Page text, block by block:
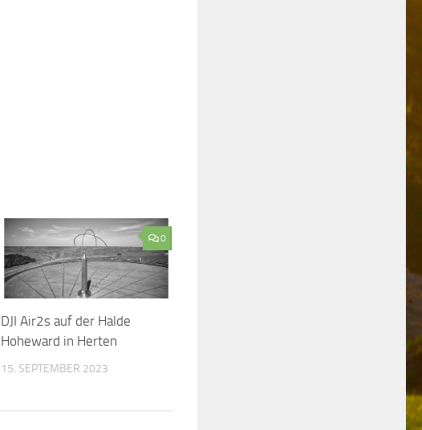
0
DJI Air2s auf der Halde
Hoheward in Herten
15. SEPTEMBER 2023